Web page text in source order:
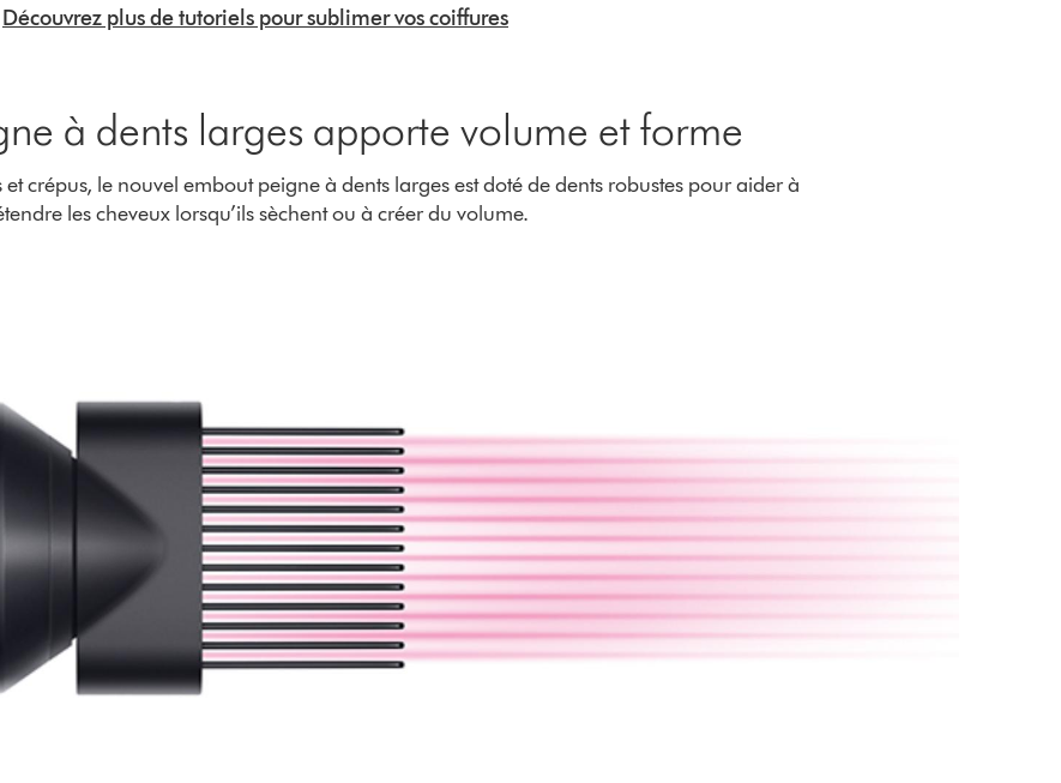
Découvrez plus de tutoriels pour sublimer vos coiffures
à dents larges apporte volume et forme
crépus, le nouvel embout peigne à dents larges est doté de dents robustes pour aider à
les cheveux lorsqu’ils sèchent ou à créer du volume.